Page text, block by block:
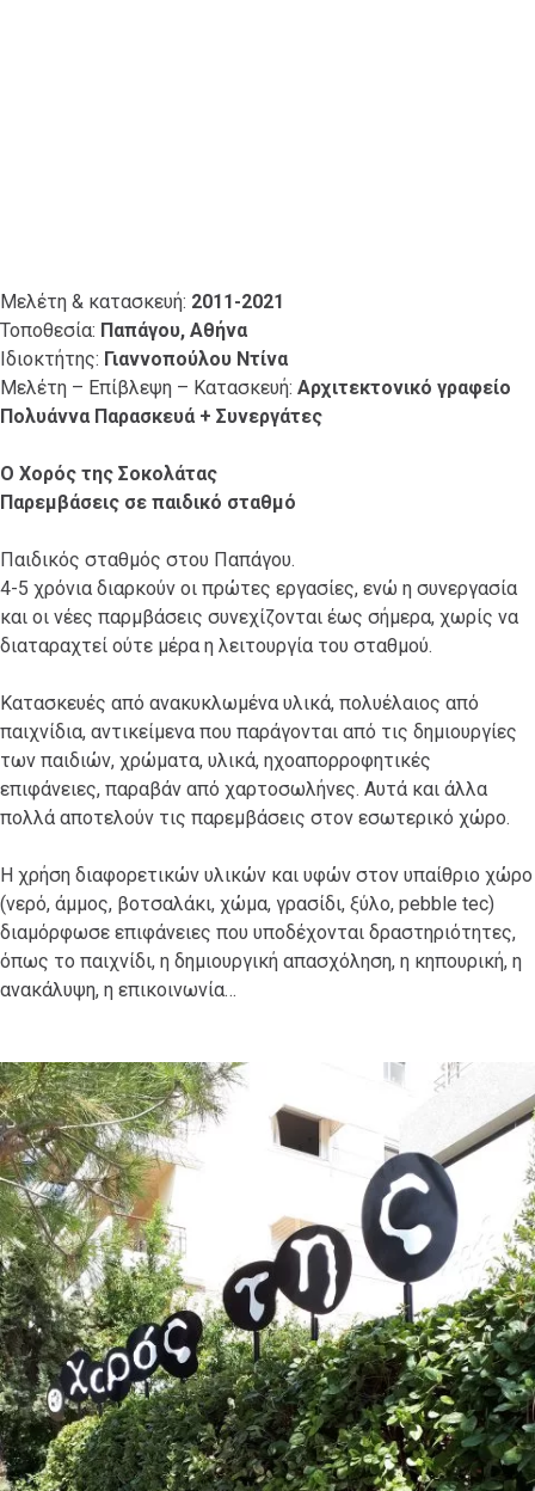
Μελέτη & κατασκευή: 2011-2021
Τοποθεσία: Παπάγου, Αθήνα
Ιδιοκτήτης: Γιαννοπούλου Ντίνα
Μελέτη – Επίβλεψη – Κατασκευή: Αρχιτεκτονικό γραφείο
Πολυάννα Παρασκευά + Συνεργάτες
Ο Χορός της Σοκολάτας
Παρεμβάσεις σε παιδικό σταθμό
Παιδικός σταθμός στου Παπάγου.
4-5 χρόνια διαρκούν οι πρώτες εργασίες, ενώ η συνεργασία
και οι νέες παρμβάσεις συνεχίζονται έως σήμερα, χωρίς να
διαταραχτεί ούτε μέρα η λειτουργία του σταθμού.
Κατασκευές από ανακυκλωμένα υλικά, πολυέλαιος από
παιχνίδια, αντικείμενα που παράγονται από τις δημιουργίες
των παιδιών, χρώματα, υλικά, ηχοαπορροφητικές
επιφάνειες, παραβάν από χαρτοσωλήνες. Αυτά και άλλα
πολλά αποτελούν τις παρεμβάσεις στον εσωτερικό χώρο.
Η χρήση διαφορετικών υλικών και υφών στον υπαίθριο χώρο
(νερό, άμμος, βοτσαλάκι, χώμα, γρασίδι, ξύλο, pebble tec)
διαμόρφωσε επιφάνειες που υποδέχονται δραστηριότητες,
όπως το παιχνίδι, η δημιουργική απασχόληση, η κηπουρική, η
ανακάλυψη, η επικοινωνία…